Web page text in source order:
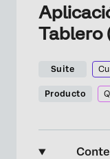
Tablero
Suite
Producto